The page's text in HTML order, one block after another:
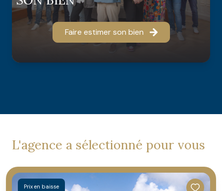
Faire estimer son bien
Cette étude est la clé pour définir ensemble une
stratégie attractive pour la vente de votre propriété.
L'agence a sélectionné pour vous
Prix en baisse